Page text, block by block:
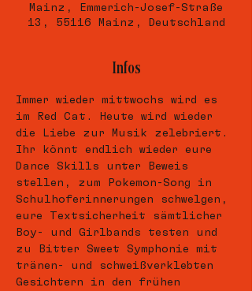
Mainz, Emmerich-Josef-Straße
13, 55116 Mainz, Deutschland
Infos
Immer wieder mittwochs wird es
im Red Cat. Heute wird wieder
die Liebe zur Musik zelebriert.
Ihr könnt endlich wieder eure
Dance Skills unter Beweis
stellen, zum Pokemon-Song in
Schulhoferinnerungen schwelgen,
eure Textsicherheit sämtlicher
Boy- und Girlbands testen und
zu Bitter Sweet Symphonie mit
tränen- und schweißverklebten
Gesichtern in den frühen